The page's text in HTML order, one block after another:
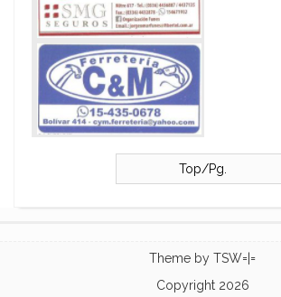
Top/Pg.
Theme by TSW=|=
Copyright 2026